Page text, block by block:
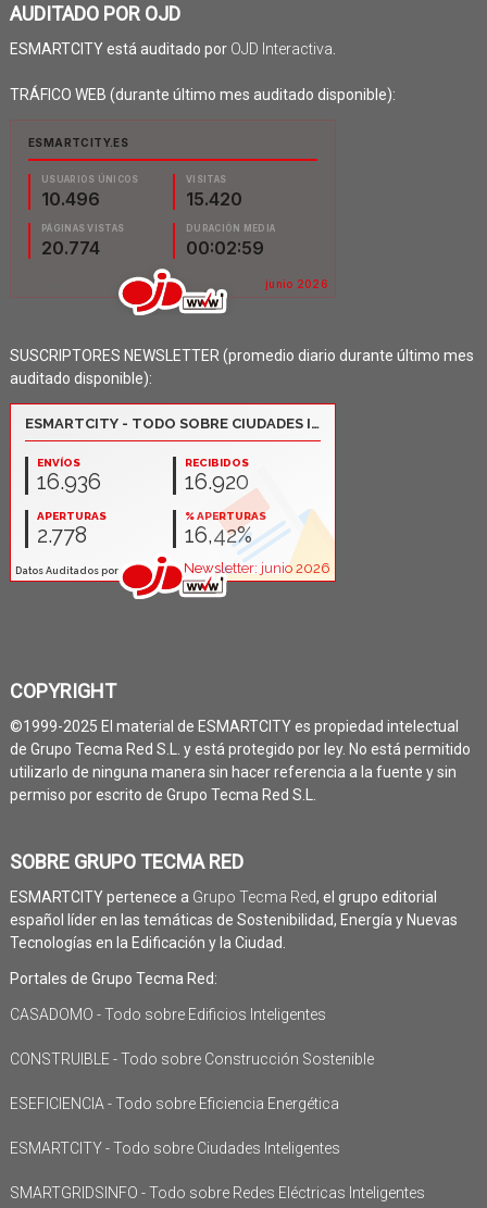
AUDITADO POR OJD
ESMARTCITY está auditado por OJD Interactiva
TRÁFICO WEB (durante último mes auditado disponible):
SUSCRIPTORES NEWSLETTER (promedio diario durante último mes
auditado disponible):
COPYRIGHT
©1999-2025 El material de ESMARTCITY es propiedad intelectual
de Grupo Tecma Red S.L. y está protegido por ley. No está permitido
utilizarlo de ninguna manera sin hacer referencia a la fuente y sin
permiso por escrito de Grupo Tecma Red S.L.
SOBRE GRUPO TECMA RED
ESMARTCITY pertenece a Grupo Tecma Red, el grupo editorial
español líder en las temáticas de Sostenibilidad, Energía y Nuevas
Tecnologías en la Edificación y la Ciudad.
Portales de Grupo Tecma Red:
CASADOMO - Todo sobre Edificios Inteligentes
CONSTRUIBLE - Todo sobre Construcción Sostenible
ESEFICIENCIA - Todo sobre Eficiencia Energética
ESMARTCITY - Todo sobre Ciudades Inteligentes
SMARTGRIDSINFO - Todo sobre Redes Eléctricas Inteligentes